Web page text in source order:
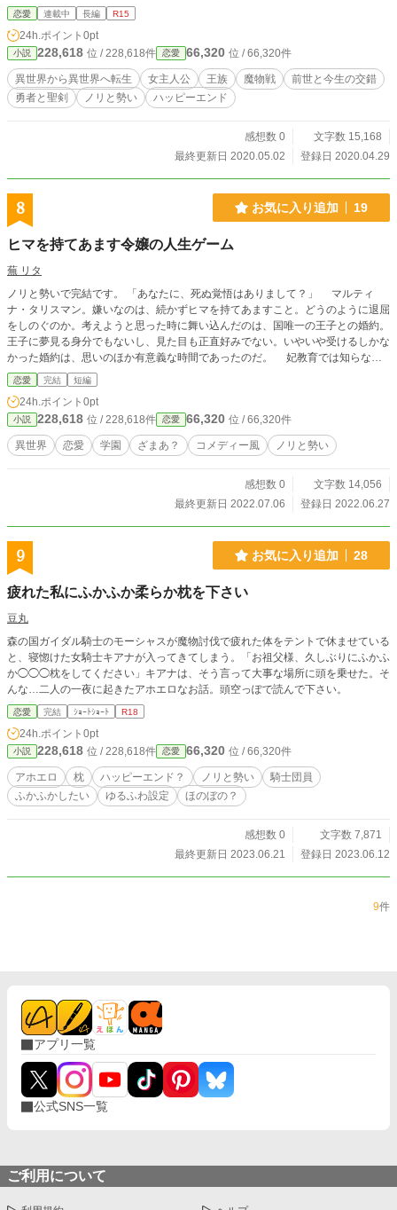
ームブックの世界であるということ。その中でも「ルナ」といえば、どんなルー
トに行っても世界大戦の犠牲者第一号として死ぬ悲劇の王女キャラだ。 しか
も最悪なのは、この本を書いた異母姉こそアタイの殺害を主導した黒幕張本人で
ある。そういえば「私がちゃんと殺してやるけど、でも簡単には死なせてやらな
い。せいぜい愉しませてよ」って笑っていたから、異母姉がこの転生劇に噛んで
いるのは間違いなさそうだな。……こいつに二度も殺されるなんて冗談じゃな
い！！ ――これは、異母姉の書いた物語の世界に転生してしまった少女が
は主人公の心の叫びみたいなもの）
恋愛 連載中 長編 R15
24h.ポイント 0pt
小説 228,618 位 / 228,618件 恋愛 66,320 位 / 66,320件
異世界から異世界へ転生 女主人公 王族 魔物戦
前世と今生の交錯
勇者と聖剣
ノリと勢い ハッピーエンド
感想数 0
文字数 15,168
最終更新日 2020.05.02
登録日 2020.04.29
8 お気に入り追加 19
ヒマを持てあます令嬢の人生ゲーム
蕪 リタ
ノリと勢いで完結です。 「あなたに、死ぬ覚悟はありまして？」 マルティ
ナ・タリスマン。嫌いなのは、続かずヒマを持てあますこと。どうのように退屈
をしのぐのか。考えようと思った時に舞い込んだのは、国唯一の王子との婚約。
王子に夢見る身分でもないし、見た目も正直好みでない。いやいや受けるしかな
かった婚約は、思いのほか有意義な時間であったのだ。 妃教育では知らない
ことを学べるし、王宮の本も読めて楽しかった……王子の相手は面倒だったが。
そんな妃教育も、学院入学前に修了。次は、王子と結婚した後。 またヒマに
なってしまった。そんな彼女が次に目をつけたのが、入学式に遅刻してきた男爵
令嬢だった。マルティナは、この男爵令嬢と王子を使ってヒマつぶしをすること
にした。 ＊カクヨムにも掲載しています。
恋愛 完結 短編
24h.ポイント 0pt
小説 228,618 位 / 228,618件 恋愛 66,320 位 / 66,320件
異世界 恋愛 学園 ざまあ？ コメディー風 ノリと勢い
感想数 0
文字数 14,056
最終更新日 2022.07.06
登録日 2022.06.27
9 お気に入り追加 28
疲れた私にふかふか柔らか枕を下さい
豆丸
森の国ガイダル騎士のモーシャスが魔物討伐で疲れた体をテントで休ませている
と、寝惚けた女騎士キアナが入ってきてしまう。「お祖父様、久しぶりにふかふ
か◯◯◯枕をしてください」キアナは、そう言って大事な場所に頭を乗せた。そ
んな…二人の一夜に起きたアホエロなお話。頭空っぽで読んで下さい。
恋愛 完結 ｼｮｰﾄｼｮｰﾄ R18
24h.ポイント 0pt
小説 228,618 位 / 228,618件 恋愛 66,320 位 / 66,320件
アホエロ 枕 ハッピーエンド？ ノリと勢い
騎士団員
ふかふかしたい
ゆるふわ設定 ほのぼの？
感想数 0
文字数 7,871
最終更新日 2023.06.21
登録日 2023.06.12
9件
アプリ一覧
公式SNS一覧
ご利用について